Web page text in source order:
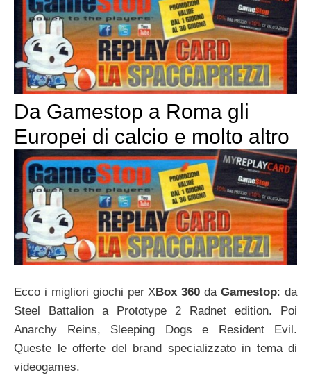
Da Gamestop a Roma gli
Europei di calcio e molto altro
Ecco i migliori giochi per XBox 360 daGamestop: da
Steel Battalion a Prototype 2 Radnet edition. Poi
Anarchy Reins, Sleeping Dogs e Resident Evil.
Queste le offerte del brand specializzato in tema di
videogames.